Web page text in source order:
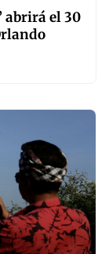
abrirá el 30